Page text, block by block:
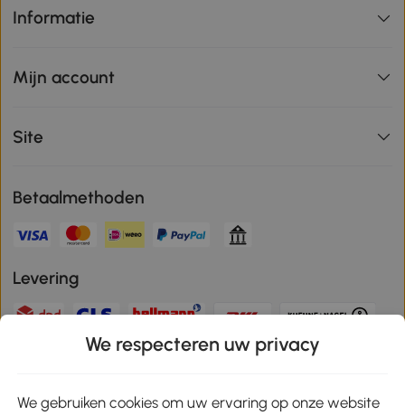
Informatie
Mijn account
Site
Betaalmethoden
Levering
Veilige betaling
We respecteren uw privacy
We gebruiken cookies om uw ervaring op onze website